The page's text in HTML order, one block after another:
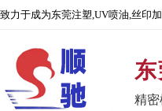
致力于成为东莞注塑,UV喷油,丝印
精